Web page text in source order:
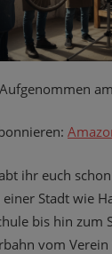
Aufgenommen
ihr euch
einer Stadt wie
bis hin zum
vom